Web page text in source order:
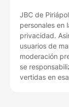
JBC de
personales en
privacidad.
usuarios de
moderación
se
vertidas en